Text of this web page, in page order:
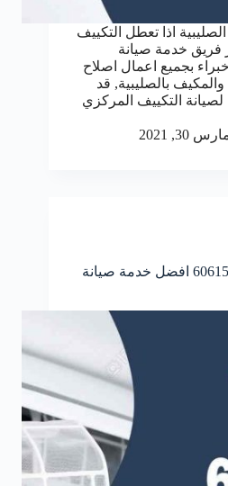
اذا تعطل التكييف
فريق خدمة صيانة
بجميع اعمال اصلاح
بالصليبية, قد
التكييف المركزي
30, 2021
فني صيانة تكييف كبد 60615556 افضل خدمة صيانة